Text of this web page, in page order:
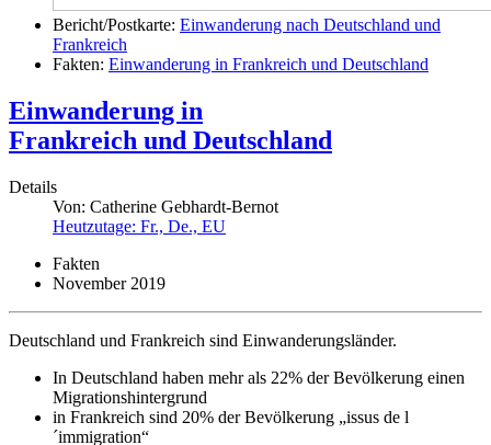
Bericht/Postkarte: Einwanderung nach Deutschland und
Frankreich
Fakten: Einwanderung in Frankreich und Deutschland
Einwanderung in
Frankreich und Deutschland
Details
Von: Catherine Gebhardt-Bernot
Heutzutage: Fr., De., EU
Fakten
November 2019
Deutschland und Frankreich sind Einwanderungsländer.
In Deutschland haben mehr als 22% der Bevölkerung einen
Migrationshintergrund
in Frankreich sind 20% der Bevölkerung „issus de l
´immigration“